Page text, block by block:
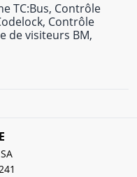
TC:Bus, Contrôle
Contrôle
de visiteurs BM,